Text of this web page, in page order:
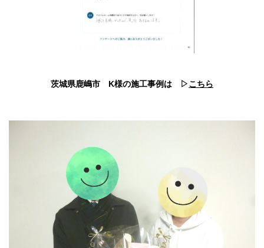
茨城県鹿嶋市 K様の施工事例は ▷こちら